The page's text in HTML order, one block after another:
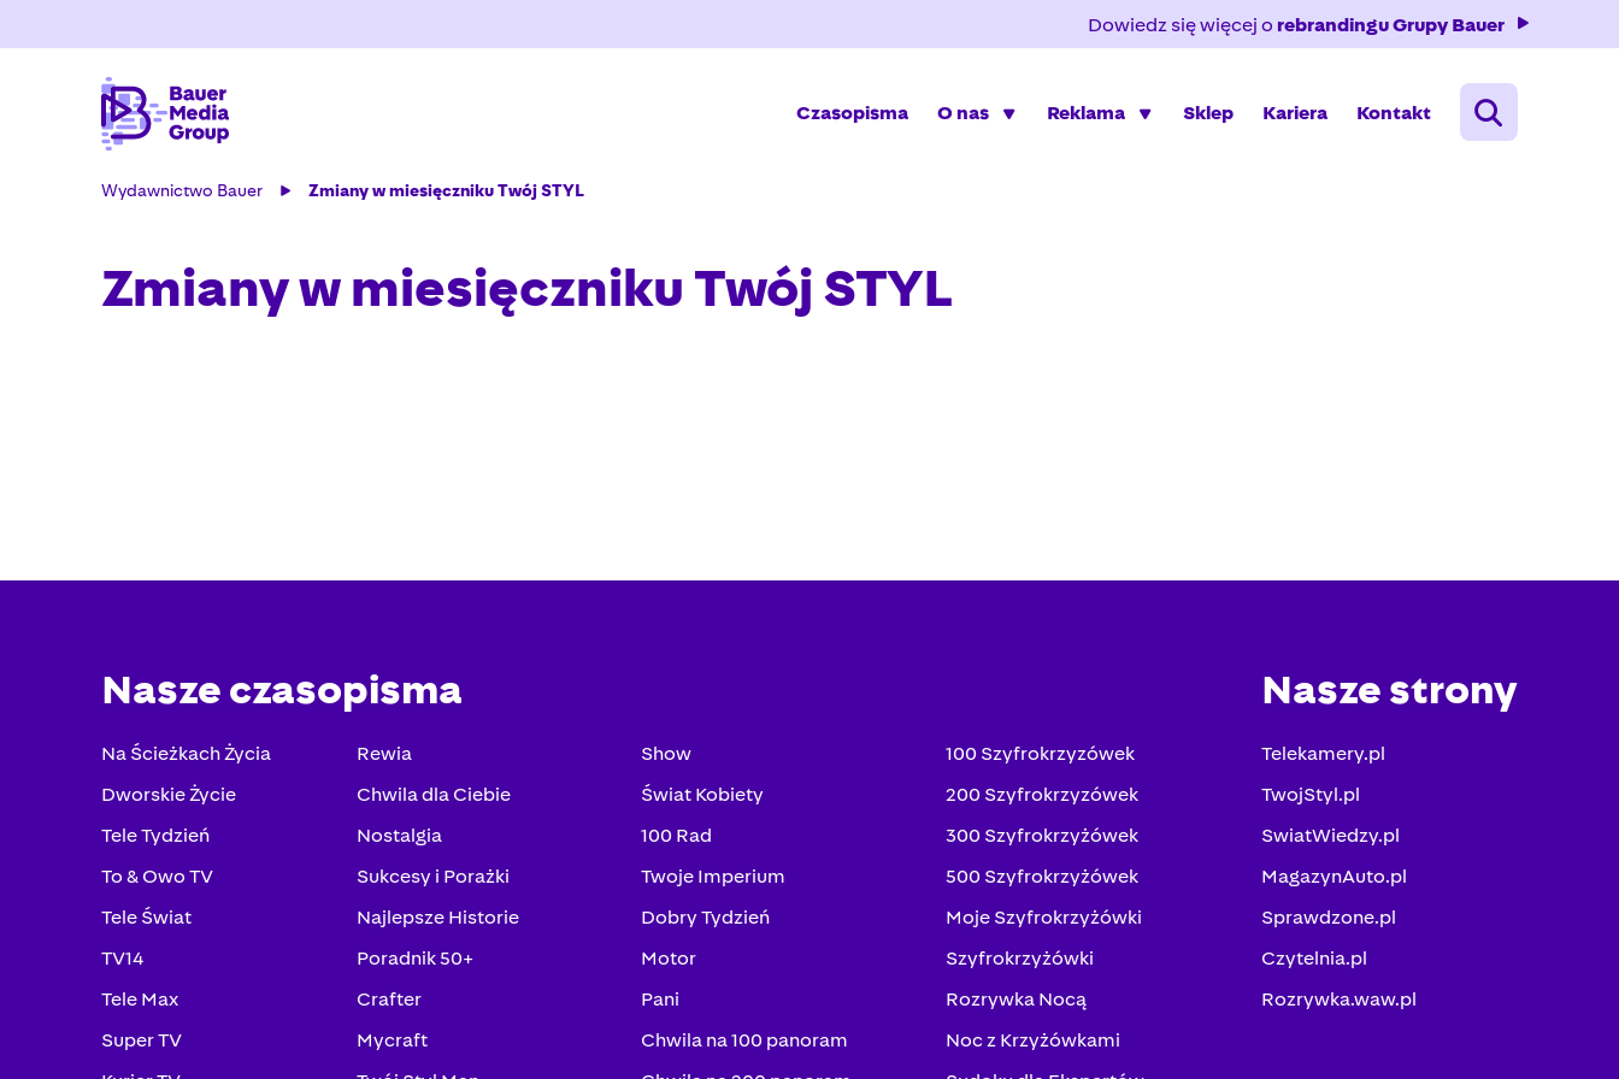
Dowiedz się więcej o rebrandingu Grupy Bauer
Czasopisma O nas Reklama Sklep Kariera Kontakt
Wydawnictwo Bauer Zmiany w miesięczniku Twój STYL
Zmiany w miesięczniku Twój STYL
Nasze czasopisma
Na Ścieżkach Życia
Dworskie Życie
Tele Tydzień
To & Owo TV
Tele Świat
TV14
Tele Max
Super TV
Rewia
Chwila dla Ciebie
Nostalgia
Sukcesy i Porażki
Najlepsze Historie
Poradnik 50+
Crafter
Mycraft
Show
Świat Kobiety
100 Rad
Twoje Imperium
Dobry Tydzień
Motor
Pani
Chwila na 100 panoram
100 Szyfrokrzyzówek
200 Szyfrokrzyzówek
300 Szyfrokrzyżówek
500 Szyfrokrzyżówek
Moje Szyfrokrzyżówki
Szyfrokrzyżówki
Rozrywka Nocą
Noc z Krzyżówkami
Nasze strony
Telekamery.pl
TwojStyl.pl
SwiatWiedzy.pl
MagazynAuto.pl
Sprawdzone.pl
Czytelnia.pl
Rozrywka.waw.pl